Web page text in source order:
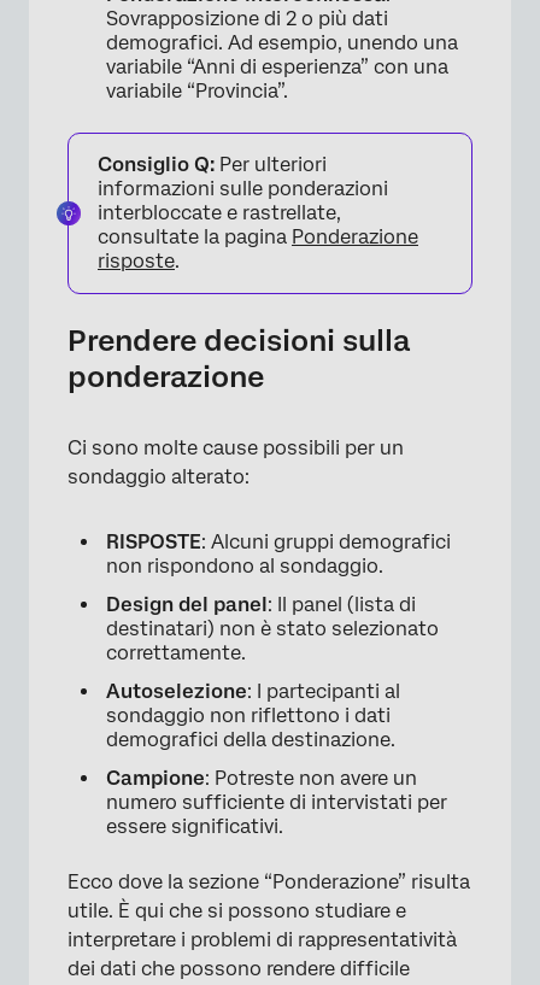
×
Sovrapposizione di 2 o più dati
demografici. Ad esempio, unendo una
variabile “Anni di esperienza” con una
variabile “Provincia”.
Consiglio Q: Per ulteriori
informazioni sulle ponderazioni
interbloccate e rastrellate,
consultate la pagina Ponderazione
risposte.
Prendere decisioni sulla
ponderazione
Ci sono molte cause possibili per un
sondaggio alterato:
RISPOSTE: Alcuni gruppi demografici
non rispondono al sondaggio.
Design del panel : Il panel (lista di
destinatari) non è stato selezionato
correttamente.
Autoselezione: I partecipanti al
sondaggio non riflettono i dati
demografici della destinazione.
Campione: Potreste non avere un
numero sufficiente di intervistati per
essere significativi.
Ecco dove la sezione “Ponderazione” risulta
utile. È qui che si possono studiare e
interpretare i problemi di rappresentatività
dei dati che possono rendere difficile